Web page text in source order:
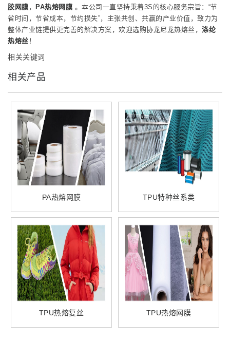
胶网膜 ， PA热熔网膜 。本公司一直坚持秉着3S的核心服务宗旨：“节
省时间，节省成本，节约损失”，主张共创、共赢的产业价值，致力为
整体产业链提供更完善的解决方案，欢迎选购协龙尼龙热熔丝， 涤纶
热熔丝 ！
相关关键词
相关产品
PA热熔网膜 TPU特种丝系类
TPU热熔复丝 TPU热熔网膜